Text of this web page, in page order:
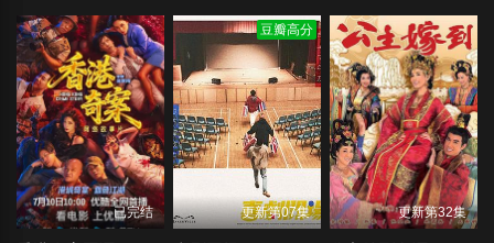
已完结
豆瓣高分
更新第07集 更新第32集